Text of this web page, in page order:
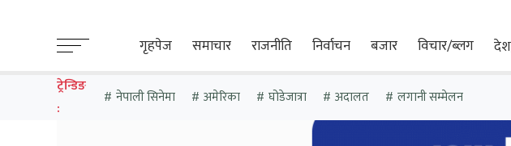
गृहपेज समाचार राजनीति निर्वाचन बजार विचार/ब्लग
ट्रेन्डिङ
:
नेपाली सिनेमा अमेरिका घोडेजात्रा अदालत लगानी सम्मेलन